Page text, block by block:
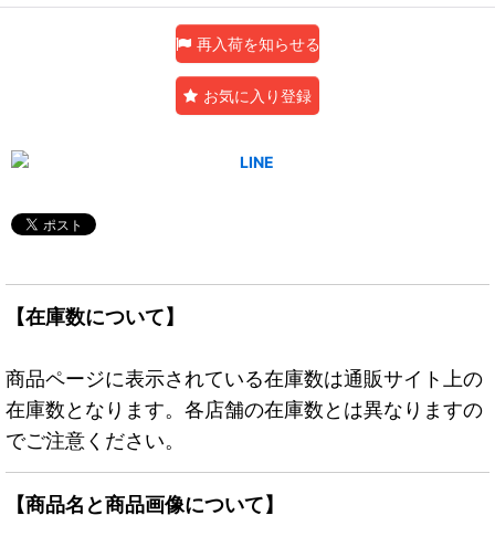
再入荷を知らせる
お気に入り登録
【在庫数について】
商品ページに表示されている在庫数は通販サイト上の
在庫数となります。各店舗の在庫数とは異なりますの
でご注意ください。
【商品名と商品画像について】